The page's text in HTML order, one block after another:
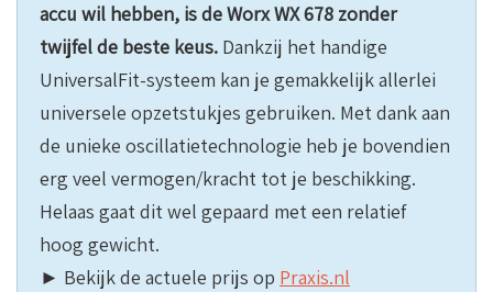
accu wil hebben, is de Worx WX 678 zonder
twijfel de beste keus. Dankzij het handige
UniversalFit-systeem kan je gemakkelijk allerlei
universele opzetstukjes gebruiken. Met dank aan
de unieke oscillatietechnologie heb je bovendien
erg veel vermogen/kracht tot je beschikking.
Helaas gaat dit wel gepaard met een relatief
hoog gewicht.
► Bekijk de actuele prijs op Praxis.nl